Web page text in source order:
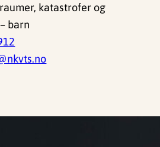
katastrofer og
barn